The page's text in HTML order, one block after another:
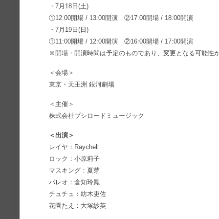
・7月18日(土)
①12:00開場 / 13:00開演 ②17:00開場 / 18:00開演
・7月19日(日)
①11:00開場 / 12:00開演 ②16:00開場 / 17:00開演
※開場・開演時間は予定のものであり、変更となる可能性
＜会場＞
東京・天王洲 銀河劇場
＜主催＞
株式会社ブシロードミュージック
＜出演＞
レイヤ：Raychell
ロック：小原莉子
マスキング：夏芽
パレオ：倉知玲鳳
チュチュ：紡木吏佐
花園たえ：大塚紗英